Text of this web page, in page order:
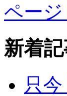
ペー
新着
只